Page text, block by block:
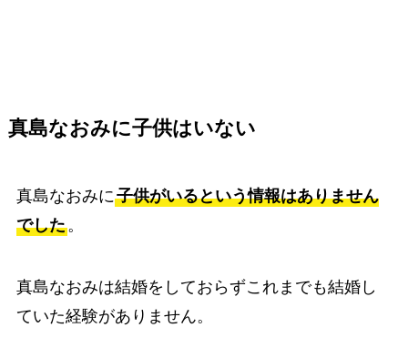
真島なおみに子供はいない
真島なおみに子供がいるという情報はありません
でした。
真島なおみは結婚をしておらずこれまでも結婚し
ていた経験がありません。